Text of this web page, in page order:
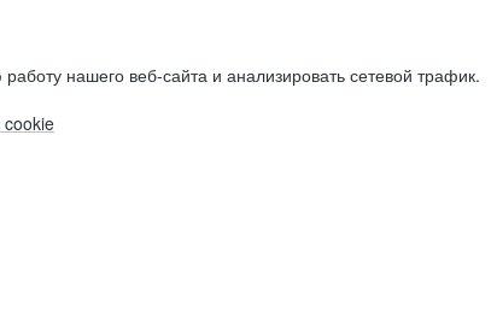
нашего веб-сайта и анализировать сетевой трафик.